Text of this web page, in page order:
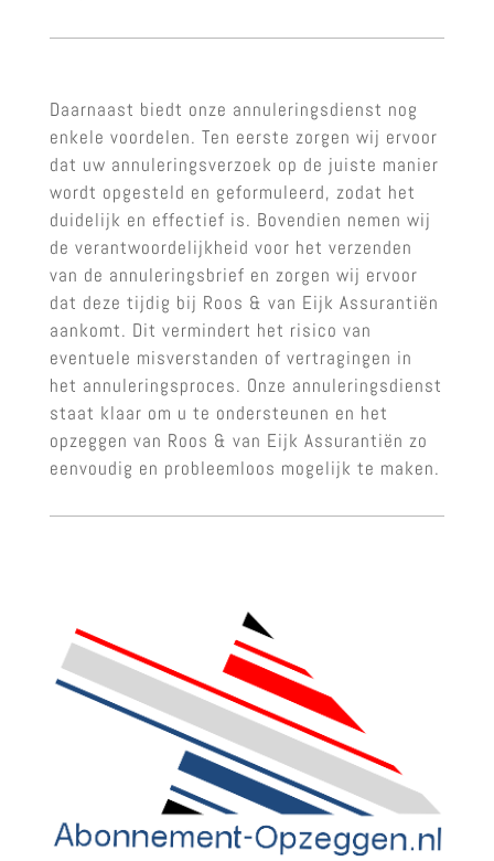
Daarnaast biedt onze annuleringsdienst nog
enkele voordelen. Ten eerste zorgen wij ervoor
dat uw annuleringsverzoek op de juiste manier
wordt opgesteld en geformuleerd, zodat het
duidelijk en effectief is. Bovendien nemen wij
de verantwoordelijkheid voor het verzenden
van de annuleringsbrief en zorgen wij ervoor
dat deze tijdig bij Roos & van Eijk Assurantiën
aankomt. Dit vermindert het risico van
eventuele misverstanden of vertragingen in
het annuleringsproces. Onze annuleringsdienst
staat klaar om u te ondersteunen en het
opzeggen van Roos & van Eijk Assurantiën zo
eenvoudig en probleemloos mogelijk te maken.